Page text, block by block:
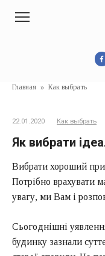
Главная » Как выбрать
22.01.2020 Как выбрать
Як вибрати
Вибрати хороший
Потрібно врахувати
увагу, ми Вам і
Сьогоднішні
будинку зазнали